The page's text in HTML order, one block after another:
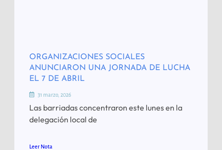
ORGANIZACIONES SOCIALES
ANUNCIARON UNA JORNADA DE LUCHA
EL 7 DE ABRIL
31 marzo, 2026
Las barriadas concentraron este lunes en la
delegación local de
Leer Nota